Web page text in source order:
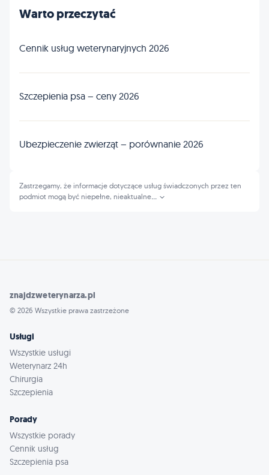
Warto przeczytać
Cennik usług weterynaryjnych 2026
Szczepienia psa – ceny 2026
Ubezpieczenie zwierząt – porównanie 2026
Zastrzegamy, że informacje dotyczące usług świadczonych przez ten
podmiot mogą być niepełne, nieaktualne
znajdzweterynarza.pl
© 2026 Wszystkie prawa zastrzeżone
Usługi
Wszystkie usługi
Weterynarz 24h
Chirurgia
Szczepienia
Porady
Wszystkie porady
Cennik usług
Szczepienia psa